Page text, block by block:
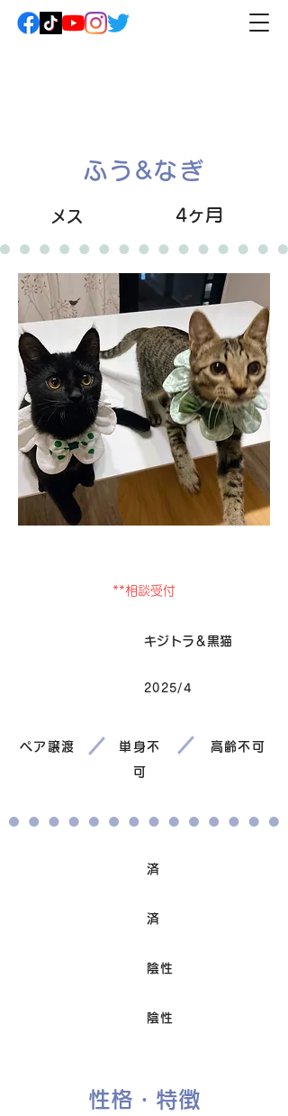
ふう&なぎ
メス 4ヶ月
**相談受付
キジトラ＆黒猫
2025/4
ペア譲渡
単身不
可
高齢不可
済
済
陰性
陰性
性格・特徴